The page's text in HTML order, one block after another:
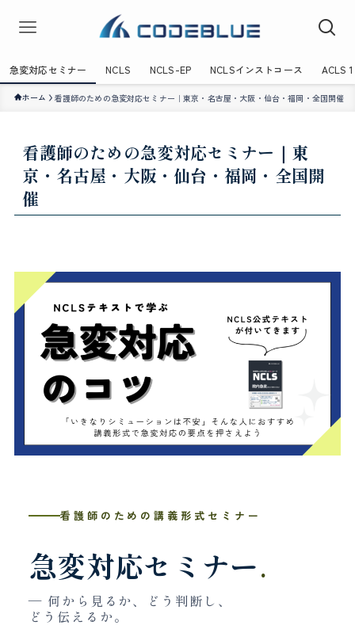
急変対応セミナー NCLS NCLS-EP NCLSインストコース ACLS
ホーム 看護師のための急変対応セミナー｜東京・名古屋・大阪・仙台・福岡・全国開催
看護師のための急変対応セミナー｜東
京・名古屋・大阪・仙台・福岡・全国開
催
看護師のための講義形式セミナー
急変対応セミナー.
— 何から見るか、どう判断し、
どう伝えるか。